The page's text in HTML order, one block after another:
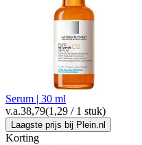
Serum | 30 ml
v.a.38,79(1,29 / 1 stuk)
Laagste prijs bij Plein.nl
Korting